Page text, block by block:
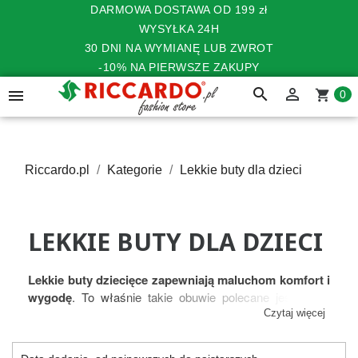
DARMOWA DOSTAWA OD 199 zł
WYSYŁKA 24H
30 DNI NA WYMIANĘ LUB ZWROT
-10% NA PIERWSZE ZAKUPY
 search  shopping_cart 0
Riccardo.pl Kategorie Lekkie buty dla dzieci
LEKKIE BUTY DLA DZIECI
Lekkie buty dziecięce zapewniają maluchom komfort i
wygodę. To właśnie takie obuwie polecane jest przez
specjalistów dla dzieci w każdym wieku. Dlatego też
obuwia, czy jego wygląd, ale przede wszystkim wagę.
Czytaj więcej